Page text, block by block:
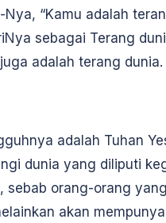
“Kamu adalah
sebagai Terang
adalah terang dunia.
adalah Tuhan
dunia yang diliputi
sebab orang-orang
akan